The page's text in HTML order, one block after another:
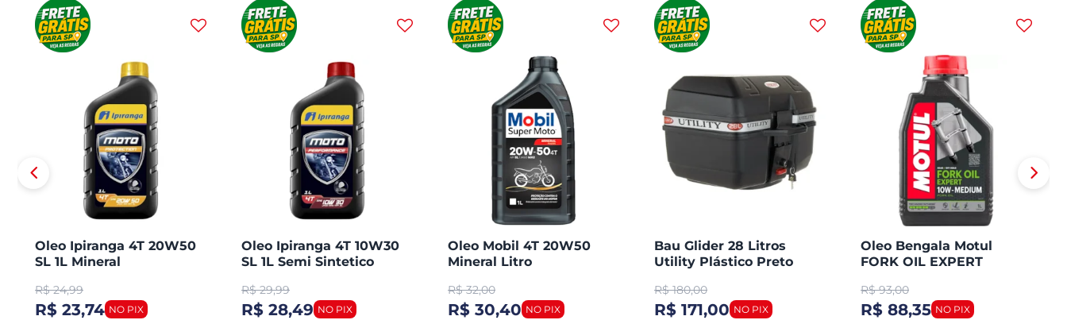
Oleo Ipiranga 4T 20W50
SL 1L Mineral
R$ 24,99
R$ 23,74
Oleo Ipiranga 4T 10W30
SL 1L Semi Sintetico
R$ 29,99
R$ 28,49
Oleo Mobil 4T 20W50
Mineral Litro
R$ 32,00
R$ 30,40
Bau Glider 28 Litros
Utility Plástico Preto
R$ 180,00
R$ 171,00
Oleo Bengala Motul
FORK OIL EXPERT
R$ 93,00
R$ 88,35